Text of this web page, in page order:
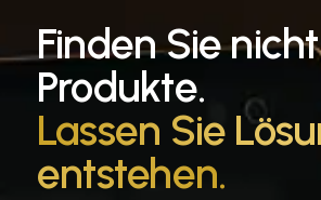
Finden Sie
Produkte.
Lassen Sie
entstehen.